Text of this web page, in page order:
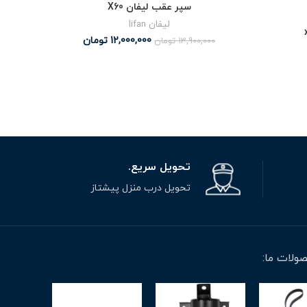
سپر عقب لیفان X60
لیفان lifan
13,900,000 تومان 12,000,000 تومان
تحویل سریع.
تحویل درب منزل پیشتاز
ما: